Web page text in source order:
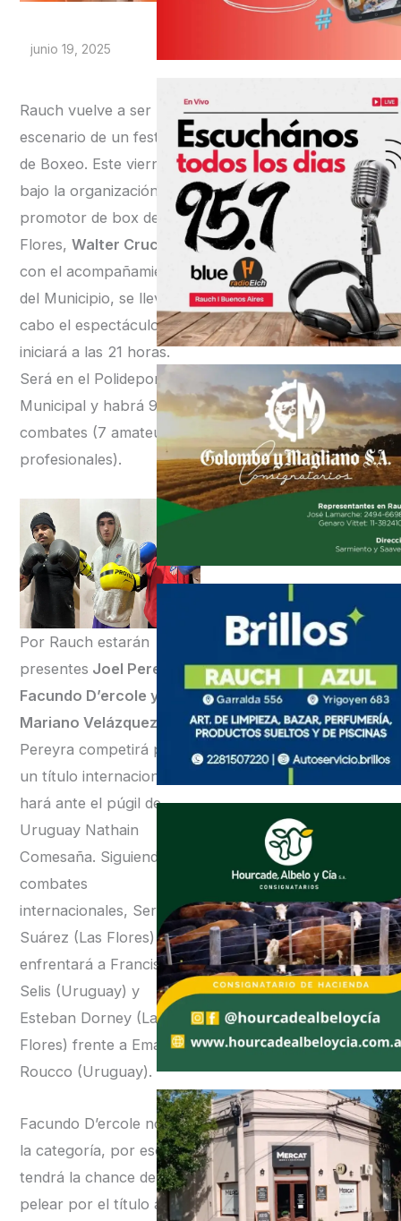
junio 19, 2025
Rauch vuelve a ser
escenario de un festival
de Boxeo. Este viernes,
bajo la organización del
promotor de box de Las
Flores,Walter Crucce
, y
con el acompañamiento
del Municipio, se llevará a
cabo el espectáculo que
iniciará a las 21 horas.
Será en el Polideportivo
Municipal y habrá 9
combates (7 amateur y 2
profesionales).
Por Rauch estarán
presentes Joel Pereyra,
Facundo D’ercole y
Mariano Velázquez.
Pereyra competirá por
un título internacional. Lo
hará ante el púgil de
Uruguay Nathain
Comesaña. Siguiendo los
combates
internacionales, Sergio
Suárez (Las Flores)
enfrentará a Francisco
Selis (Uruguay) y
Esteban Dorney (Las
Flores) frente a Emanuel
Roucco (Uruguay).
Facundo D’ercole no dio
la categoría, por eso no
tendrá la chance de
pelear por el título ante